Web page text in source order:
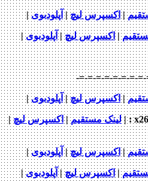
|اکسپرس لیچ|آپلودبوی|
|اکسپرس لیچ|آپلودبوی|
-=-=-=-=-=-
|اکسپرس لیچ|آپلودبوی|
:لینک مستقیم|اکسپرس لیچ|
|اکسپرس لیچ|آپلودبوی|
|اکسپرس لیچ|آپلودبوی|